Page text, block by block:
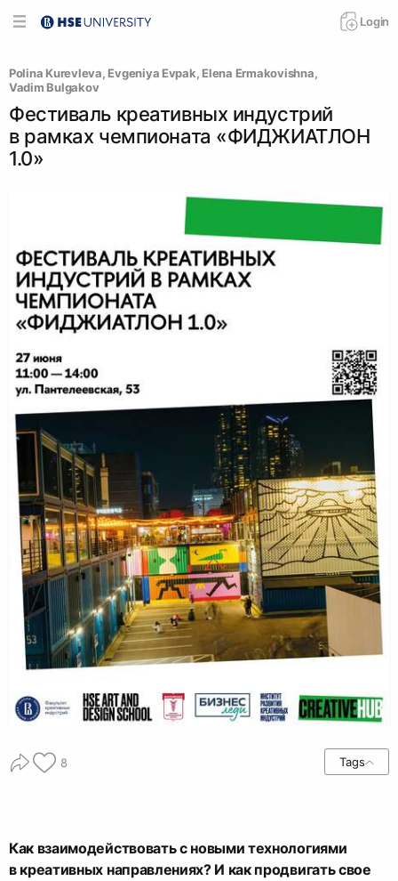
Login
Polina Kurevleva, Evgeniya Evpak, Elena Ermakovishna,
Vadim Bulgakov
Фестиваль креативных индустрий
в рамках чемпионата «ФИДЖИАТЛОН
1.0»
8 Tags
Как взаимодействовать с новыми технологиями
в креативных направлениях? И как продвигать свое